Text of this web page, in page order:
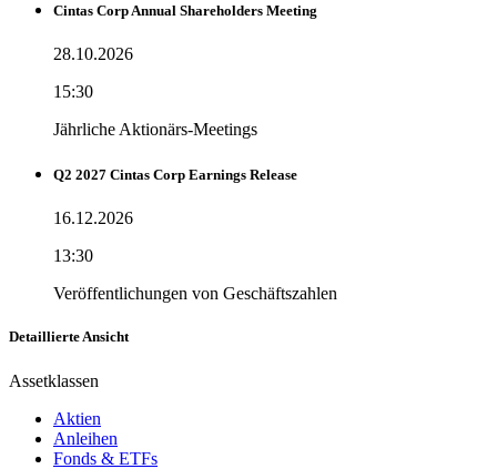
Cintas Corp Annual Shareholders Meeting
28.10.2026
15:30
Jährliche Aktionärs-Meetings
Q2 2027 Cintas Corp Earnings Release
16.12.2026
13:30
Veröffentlichungen von Geschäftszahlen
Detaillierte Ansicht
Assetklassen
Aktien
Anleihen
Fonds & ETFs